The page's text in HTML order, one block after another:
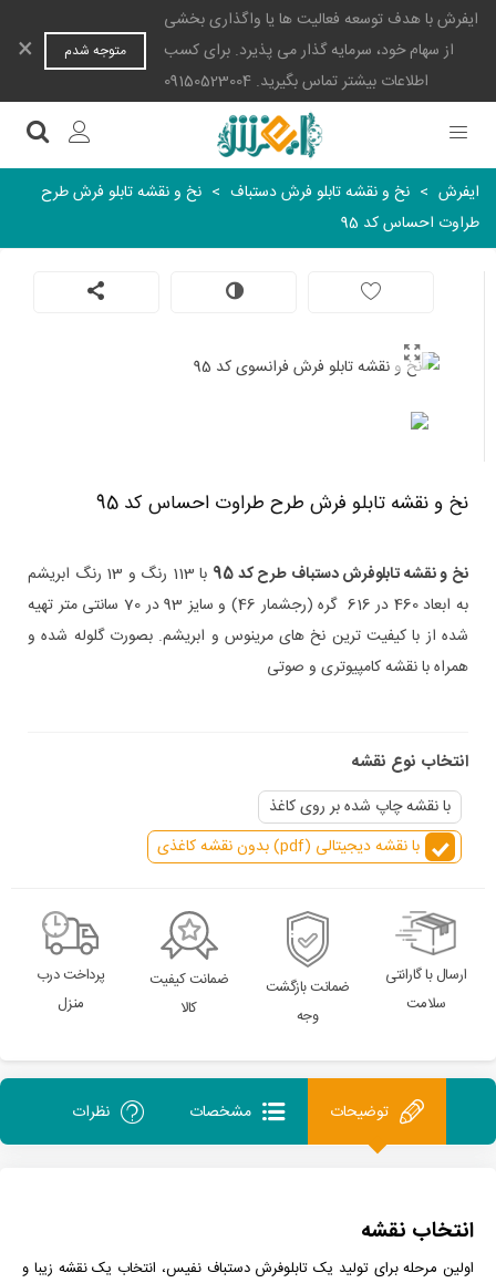
ایفرش با هدف توسعه فعالیت ها یا واگذاری بخشی
از سهام خود، سرمایه گذار می پذیرد. برای کسب
اطلاعات بیشتر تماس بگیرید. 09150523004
متوجه شدم ×
ایفرش > نخ و نقشه تابلو فرش دستباف > نخ و نقشه تابلو فرش طرح
طراوت احساس کد 95
نخ و نقشه تابلو فرش طرح طراوت احساس کد 95
نخ و نقشه تابلوفرش دستباف طرح کد 95
با 113 رنگ و 13 رنگ ابریشم
به ابعاد 460 در 616 گره (رجشمار 46) و سایز 93 در 70 سانتی متر تهیه
شده از با کیفیت ترین نخ های مرینوس و ابریشم. بصورت گلوله شده و
همراه با نقشه کامپیوتری و صوتی
انتخاب نوع نقشه
با نقشه چاپ شده بر روی کاغذ
با نقشه دیجیتالی (pdf) بدون نقشه کاغذی
ارسال با گارانتی
سلامت
ضمانت بازگشت
وجه
ضمانت کیفیت
کالا
پرداخت درب
منزل
توضیحات مشخصات نظرات
انتخاب نقشه
اولین مرحله برای تولید یک تابلوفرش دستباف نفیس، انتخاب یک نقشه زیبا و